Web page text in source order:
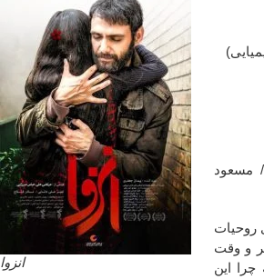
انزوا
… (فیلم همسفر (۱۳۵۴) / مسعود
روحیات
و وقت
چرا این